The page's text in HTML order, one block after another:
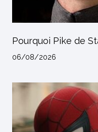
Pourquoi Pike de
06/08/2026